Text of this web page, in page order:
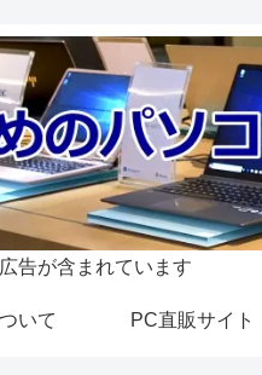
告が含まれています
いて PC直販サイト